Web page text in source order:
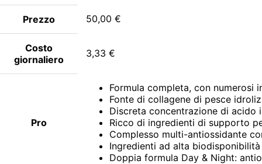
Prezzo 50,00 €
Costo
giornaliero
3,33 €
Pro
Formula completa, con
Fonte di collagene di pesce
Discreta concentrazione di acido
Ricco di ingredienti di supporto
Complesso multi-antiossidante
Ingredienti ad alta
Doppia formula Day & Night: